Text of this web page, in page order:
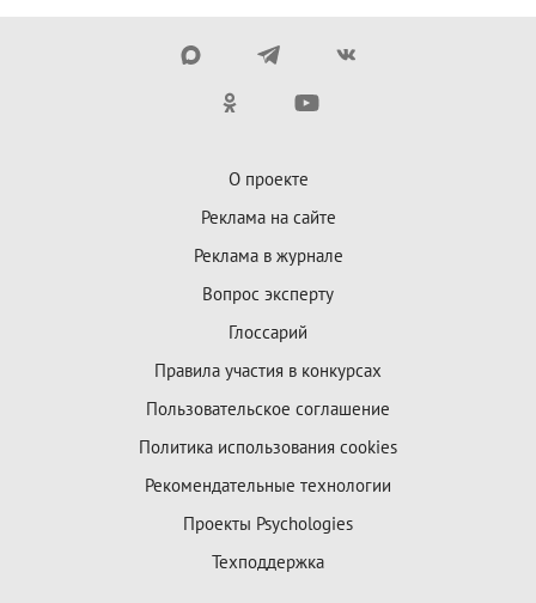
О проекте
Реклама на сайте
Реклама в журнале
Вопрос эксперту
Глоссарий
Правила участия в конкурсах
Пользовательское соглашение
Политика использования cookies
Рекомендательные технологии
Проекты Psychologies
Техподдержка